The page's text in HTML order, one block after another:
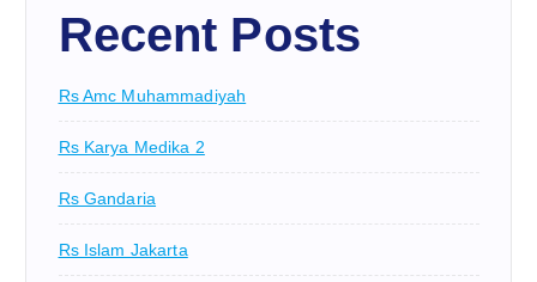
Recent Posts
Rs Amc Muhammadiyah
Rs Karya Medika 2
Rs Gandaria
Rs Islam Jakarta